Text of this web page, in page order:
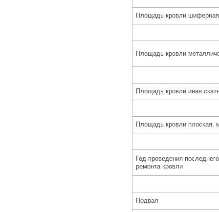
Площадь кровли
Площадь кровли
Площадь кровли иная
Площадь кровли плоская,
Год проведения
ремонта кровли
Подвал